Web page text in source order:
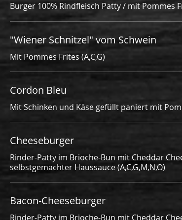
Burger 100% Rindfleisch Patty / mit Pommes
"Wiener Schnitzel" vom Schwein
Mit Pommes Frites (A,C,G)
Cordon Bleu
Cheeseburger
Rinder-Patty im Brioche-Bun mit Cheddar
selbstgemachter Haussauce (A,C,G,M,N,O)
Bacon-Cheeseburger
Rinder-Patty im Brioche-Bun mit Cheddar